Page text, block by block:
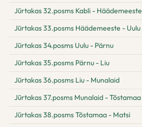
Jūrtakas 32.posms Kabli - Häädemeeste
Jūrtakas 33.posms Häädemeeste - Uulu
Jūrtakas 34.posms Uulu - Pärnu
Jūrtakas 35.posms Pärnu - Liu
Jūrtakas 36.posms Liu - Munalaid
Jūrtakas 37.posms Munalaid - Tõstamaa
Jūrtakas 38.posms Tõstamaa - Matsi